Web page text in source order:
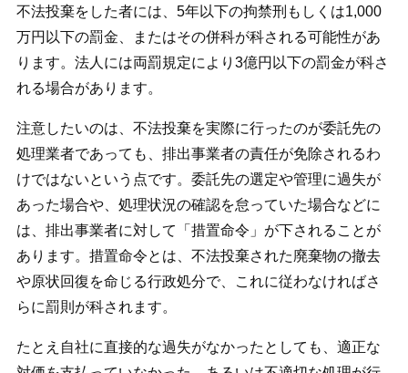
不法投棄をした者には、5年以下の拘禁刑もしくは1,000
万円以下の罰金、またはその併科が科される可能性があ
ります。法人には両罰規定により3億円以下の罰金が科さ
れる場合があります。
注意したいのは、不法投棄を実際に行ったのが委託先の
処理業者であっても、排出事業者の責任が免除されるわ
けではないという点です。委託先の選定や管理に過失が
あった場合や、処理状況の確認を怠っていた場合などに
は、排出事業者に対して「措置命令」が下されることが
あります。措置命令とは、不法投棄された廃棄物の撤去
や原状回復を命じる行政処分で、これに従わなければさ
らに罰則が科されます。
たとえ自社に直接的な過失がなかったとしても、適正な